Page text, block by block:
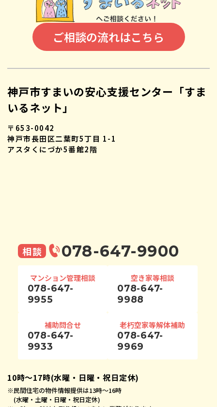
ご相談の流れはこちら
神戸市すまいの安心支援センター「すま
いるネット」
〒653-0042
神戸市長田区二葉町5丁目 1-1
アスタくにづか5番館2階
相談 078-647-9900
マンション管理相談
078-647-
9955
空き家等相談
078-647-
9988
補助問合せ
078-647-
9933
老朽空家等解体補助
078-647-
9969
10時〜17時(水曜・日曜・祝日定休)
※民間住宅の物件情報提供は13時〜16時
(水曜・土曜・日曜・祝日定休)